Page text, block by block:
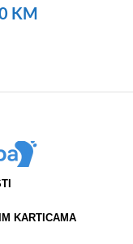
KM
KARTICAMA